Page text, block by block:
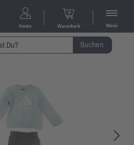
Konto Warenkorb Menü
Suchen